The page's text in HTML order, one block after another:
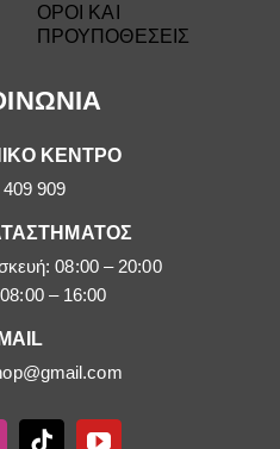
ΚΕΝΤΡΟ
909
08:00 – 20:00
– 16:00
ΟΡΟΙ ΚΑΙ
ΠΡΟΥΠΟΘΕΣΕΙΣ